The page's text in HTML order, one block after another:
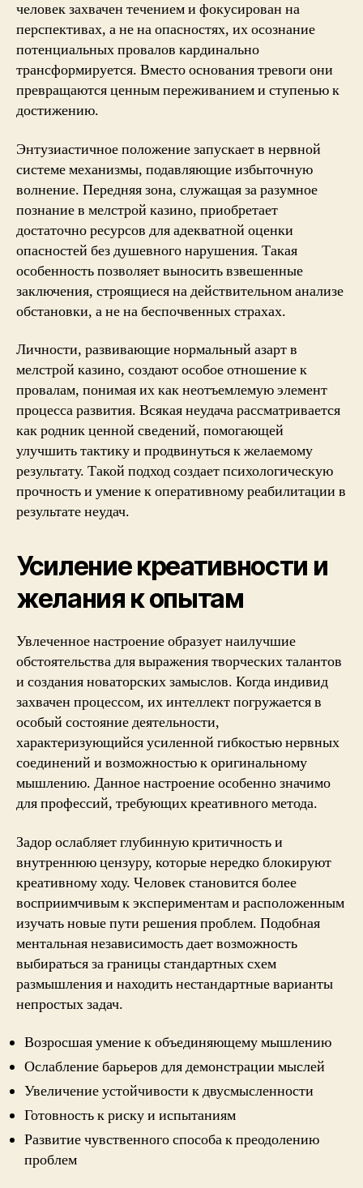
человек захвачен течением и фокусирован на
перспективах, а не на опасностях, их осознание
потенциальных провалов кардинально
трансформируется. Вместо основания тревоги они
превращаются ценным переживанием и ступенью к
достижению.
Энтузиастичное положение запускает в нервной
системе механизмы, подавляющие избыточную
волнение. Передняя зона, служащая за разумное
познание в мелстрой казино, приобретает
достаточно ресурсов для адекватной оценки
опасностей без душевного нарушения. Такая
особенность позволяет выносить взвешенные
заключения, строящиеся на действительном анализе
обстановки, а не на беспочвенных страхах.
Личности, развивающие нормальный азарт в
мелстрой казино, создают особое отношение к
провалам, понимая их как неотъемлемую элемент
процесса развития. Всякая неудача рассматривается
как родник ценной сведений, помогающей
улучшить тактику и продвинуться к желаемому
результату. Такой подход создает психологическую
прочность и умение к оперативному реабилитации в
результате неудач.
Усиление креативности и
желания к опытам
Увлеченное настроение образует наилучшие
обстоятельства для выражения творческих талантов
и создания новаторских замыслов. Когда индивид
захвачен процессом, их интеллект погружается в
особый состояние деятельности,
характеризующийся усиленной гибкостью нервных
соединений и возможностью к оригинальному
мышлению. Данное настроение особенно значимо
для профессий, требующих креативного метода.
Задор ослабляет глубинную критичность и
внутреннюю цензуру, которые нередко блокируют
креативному ходу. Человек становится более
восприимчивым к экспериментам и расположенным
изучать новые пути решения проблем. Подобная
ментальная независимость дает возможность
выбираться за границы стандартных схем
размышления и находить нестандартные варианты
непростых задач.
Возросшая умение к объединяющему мышлению
Ослабление барьеров для демонстрации мыслей
Увеличение устойчивости к двусмысленности
Готовность к риску и испытаниям
Развитие чувственного способа к преодолению
проблем